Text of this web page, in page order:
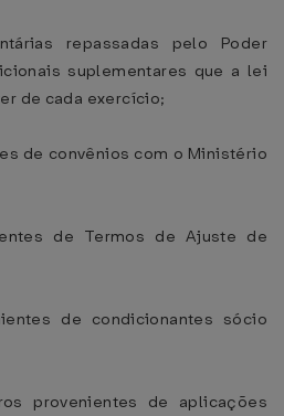
repassadas pelo Poder
suplementares que a lei
de cada exercício;
de convênios com o Ministério
de Termos de Ajuste de
de condicionantes sócio
provenientes de aplicações